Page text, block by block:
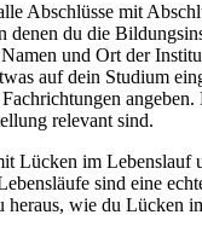
Abschlüsse mit
denen du die
und Ort der
auf dein Studium
relevant sind.
Lücken im Lebenslauf
sind eine
heraus, wie du Lücken